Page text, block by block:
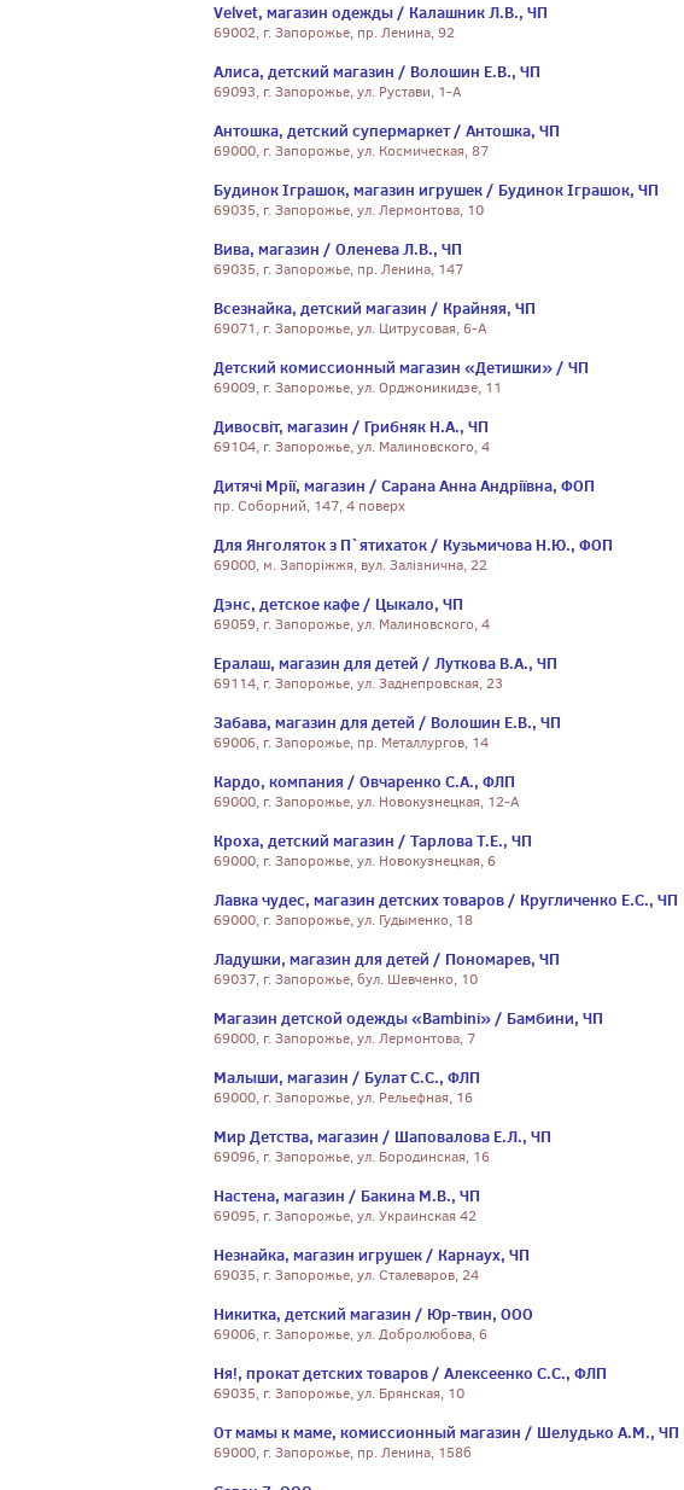
Velvet, магазин одежды / Калашник Л.В., ЧП
69002, г. Запорожье, пр. Ленина, 92
Алиса, детский магазин / Волошин Е.В., ЧП
69093, г. Запорожье, ул. Рустави, 1-А
Антошка, детский супермаркет / Антошка, ЧП
69000, г. Запорожье, ул. Космическая, 87
Будинок Iграшок, магазин игрушек / Будинок Iграшок, ЧП
69035, г. Запорожье, ул. Лермонтова, 10
Вива, магазин / Оленева Л.В., ЧП
69035, г. Запорожье, пр. Ленина, 147
Всезнайка, детский магазин / Крайняя, ЧП
69071, г. Запорожье, ул. Цитрусовая, 6-А
Детский комиссионный магазин «Детишки» / ЧП
69009, г. Запорожье, ул. Орджоникидзе, 11
Дивосвіт, магазин / Грибняк Н.А., ЧП
69104, г. Запорожье, ул. Малиновского, 4
Дитячі Мрії, магазин / Сарана Анна Андріївна, ФОП
пр. Соборний, 147, 4 поверх
Для Янголяток з П`ятихаток / Кузьмичова Н.Ю., ФОП
69000, м. Запоріжжя, вул. Залізнична, 22
Дэнс, детское кафе / Цыкало, ЧП
69059, г. Запорожье, ул. Малиновского, 4
Ералаш, магазин для детей / Луткова В.А., ЧП
69114, г. Запорожье, ул. Заднепровская, 23
Забава, магазин для детей / Волошин Е.В., ЧП
69006, г. Запорожье, пр. Металлургов, 14
Кардо, компания / Овчаренко С.А., ФЛП
69000, г. Запорожье, ул. Новокузнецкая, 12-А
Кроха, детский магазин / Тарлова Т.Е., ЧП
69000, г. Запорожье, ул. Новокузнецкая, 6
Лавка чудес, магазин детских товаров / Кругличенко Е.С., ЧП
69000, г. Запорожье, ул. Гудыменко, 18
Ладушки, магазин для детей / Пономарев, ЧП
69037, г. Запорожье, бул. Шевченко, 10
Магазин детской одежды «Bambini» / Бамбини, ЧП
69000, г. Запорожье, ул. Лермонтова, 7
Малыши, магазин / Булат С.С., ФЛП
69000, г. Запорожье, ул. Рельефная, 16
Мир Детства, магазин / Шаповалова Е.Л., ЧП
69096, г. Запорожье, ул. Бородинская, 16
Настена, магазин / Бакина М.В., ЧП
69095, г. Запорожье, ул. Украинская 42
Незнайка, магазин игрушек / Карнаух, ЧП
69035, г. Запорожье, ул. Сталеваров, 24
Никитка, детский магазин / Юр-твин, ООО
69006, г. Запорожье, ул. Добролюбова, 6
Ня!, прокат детских товаров / Алексеенко С.С., ФЛП
69035, г. Запорожье, ул. Брянская, 10
От мамы к маме, комиссионный магазин / Шелудько А.М., ЧП
69000, г. Запорожье, пр. Ленина, 158б